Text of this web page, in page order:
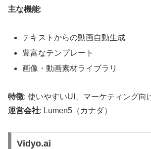
主な機能:
テキストからの動画自動生成
豊富なテンプレート
画像・動画素材ライブラリ
特徴: 使いやすいUI、マーケティング向
運営会社: Lumen5（カナダ）
Vidyo.ai